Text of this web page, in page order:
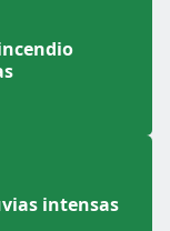
intensas